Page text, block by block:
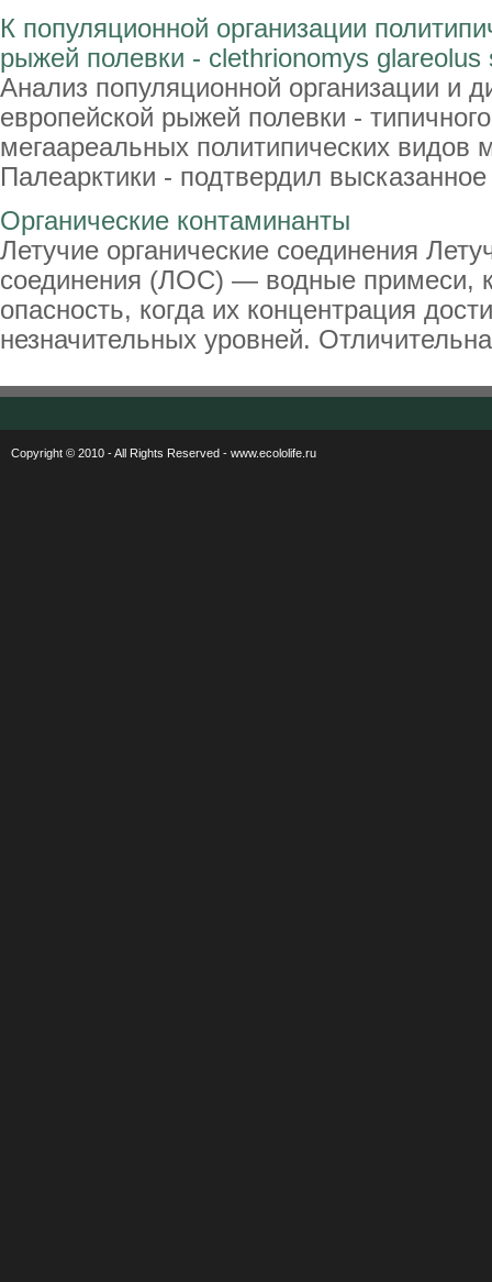
К популяционной организации
рыжей полевки - clethrionomys glareolus
Анализ популяционной организации и
европейской рыжей полевки -
мегаареальных политипических видов
Палеарктики - подтвердил
Органические контаминанты
Летучие органические соединения
соединения (ЛОС) — водные примеси,
опасность, когда их концентрация
незначительных уровней.
Copyright © 2010 - All Rights Reserved - www.ecololife.ru